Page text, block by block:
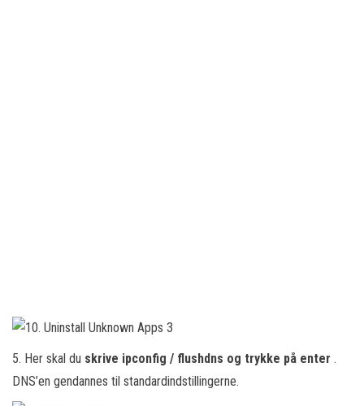
5. Her skal du skrive ipconfig / flushdns og trykke på enter .
DNS’en gendannes til standardindstillingerne.